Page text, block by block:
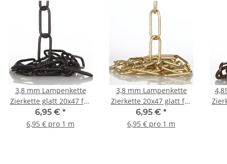
3,8 mm Lampenkette
Zierkette glatt 20x47 für
schwere Leuchten
schwarz lackiert
6,95 € *
6,95 € pro 1 m
3,8 mm Lampenkette
Zierkette 20x47 glatt für
schwere Leuchten
vermessingt
6,95 € *
6,95 € pro 1 m